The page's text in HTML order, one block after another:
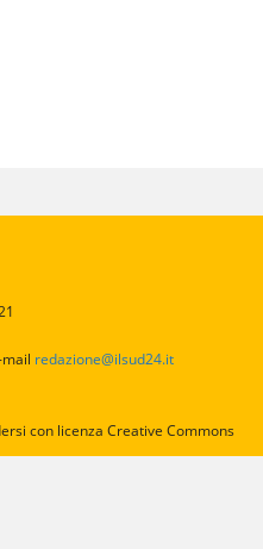
redazione@ilsud24.it
con licenza Creative Commons